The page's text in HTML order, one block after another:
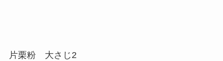
片栗粉 大さじ2